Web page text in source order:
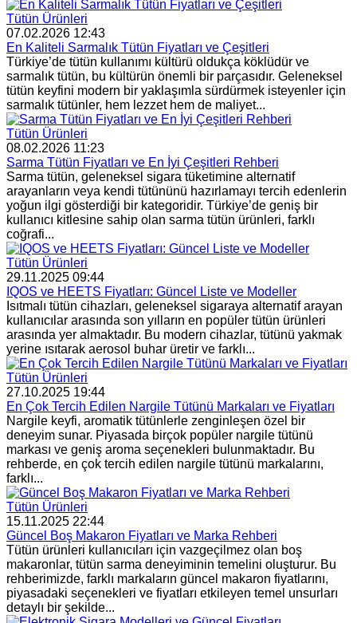
Tütün Ürünleri
07.02.2026 12:43
En Kaliteli Sarmalık Tütün Fiyatları ve Çeşitleri
Türkiye’de tütün kullanımı kültürü oldukça köklüdür ve
sarmalık tütün, bu kültürün önemli bir parçasıdır. Geleneksel
tütün keyfini modern bir yaklaşımla sürdürmek isteyenler için
sarmalık tütünler, hem lezzet hem de maliyet...
Tütün Ürünleri
08.02.2026 11:23
Sarma Tütün Fiyatları ve En İyi Çeşitleri Rehberi
Sarma tütün, geleneksel sigara tüketimine alternatif
arayanların veya kendi tütününü hazırlamayı tercih edenlerin
yoğun ilgi gösterdiği bir kategoridir. Türkiye’de geniş bir
kullanıcı kitlesine sahip olan sarma tütün ürünleri, farklı
coğrafi...
Tütün Ürünleri
29.11.2025 09:44
IQOS ve HEETS Fiyatları: Güncel Liste ve Modeller
Isıtmalı tütün cihazları, geleneksel sigaraya alternatif arayan
kullanıcılar arasında son yılların en popüler tütün ürünleri
arasında yer almaktadır. Bu modern cihazlar, tütünü yakmak
yerine ısıtarak aerosol buhar üretir ve farklı...
Tütün Ürünleri
27.10.2025 19:44
En Çok Tercih Edilen Nargile Tütünü Markaları ve Fiyatları
Nargile keyfi, aromatik tütünlerle zenginleşen özel bir
deneyim sunar. Piyasada birçok popüler nargile tütünü
markası ve geniş aroma seçenekleri bulunmaktadır. Bu
rehberde, en çok tercih edilen nargile tütünü markalarını,
farklı...
Tütün Ürünleri
15.11.2025 22:44
Güncel Boş Makaron Fiyatları ve Marka Rehberi
Tütün ürünleri kullanıcıları için vazgeçilmez olan boş
makaronlar, tütün sarma deneyiminin temelini oluşturur. Bu
rehberimizde, farklı markaların güncel makaron fiyatlarını,
piyasadaki seçenekleri ve fiyatları etkileyen temel unsurları
detaylı bir şekilde...